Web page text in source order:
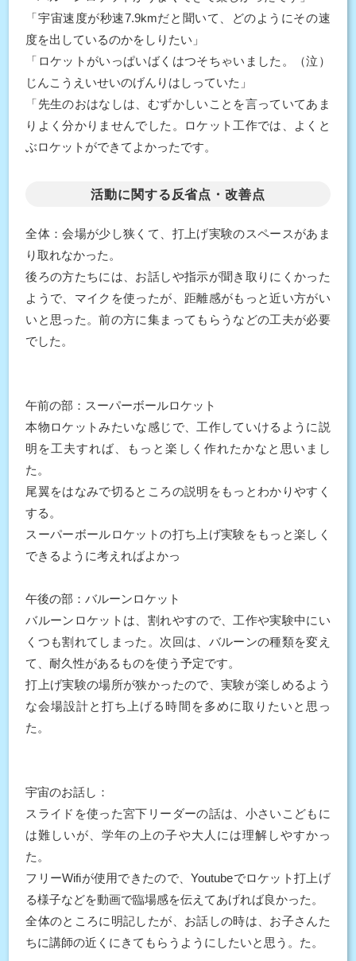
「宇宙速度が秒速7.9kmだと聞いて、どのようにその速
度を出しているのかをしりたい」
「ロケットがいっぱいばくはつそちゃいました。（泣）
じんこうえいせいのげんりはしっていた」
「先生のおはなしは、むずかしいことを言っていてあま
りよく分かりませんでした。ロケット工作では、よくと
ぶロケットができてよかったです。
活動に関する反省点・改善点
全体：会場が少し狭くて、打上げ実験のスペースがあま
り取れなかった。
後ろの方たちには、お話しや指示が聞き取りにくかった
ようで、マイクを使ったが、距離感がもっと近い方がい
いと思った。前の方に集まってもらうなどの工夫が必要
でした。
午前の部：スーパーボールロケット
本物ロケットみたいな感じで、工作していけるように説
明を工夫すれば、もっと楽しく作れたかなと思いまし
た。
尾翼をはなみで切るところの説明をもっとわかりやすく
する。
スーパーボールロケットの打ち上げ実験をもっと楽しく
できるように考えればよかっ
午後の部：バルーンロケット
バルーンロケットは、割れやすので、工作や実験中にい
くつも割れてしまった。次回は、バルーンの種類を変え
て、耐久性があるものを使う予定です。
打上げ実験の場所が狭かったので、実験が楽しめるよう
な会場設計と打ち上げる時間を多めに取りたいと思っ
た。
宇宙のお話し：
スライドを使った宮下リーダーの話は、小さいこどもに
は難しいが、学年の上の子や大人には理解しやすかっ
た。
フリーWifiが使用できたので、Youtubeでロケット打上げ
る様子などを動画で臨場感を伝えてあげれば良かった。
全体のところに明記したが、お話しの時は、お子さんた
ちに講師の近くにきてもらうようにしたいと思う。た。